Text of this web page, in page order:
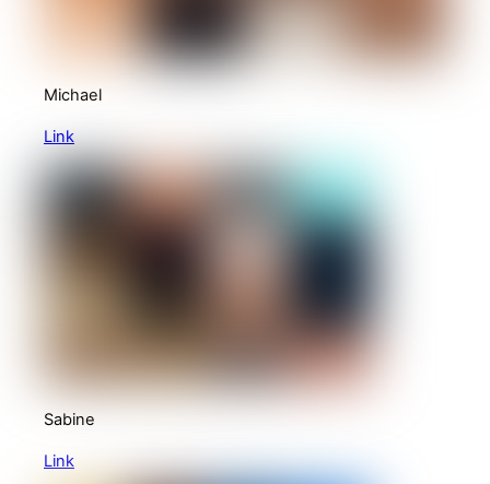
Michael
Link
Sabine
Link